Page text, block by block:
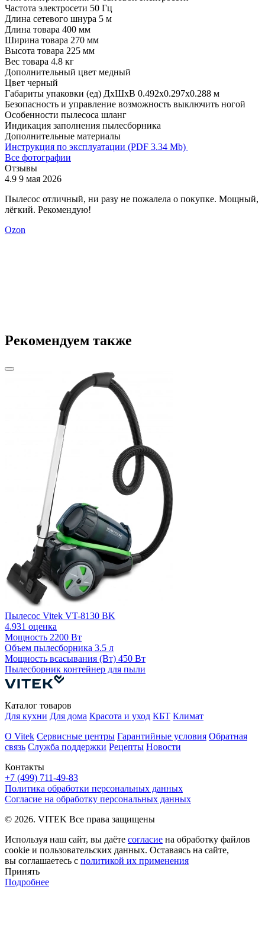
Частота электросети 50 Гц
Длина сетевого шнура 5 м
Длина товара 400 мм
Ширина товара 270 мм
Высота товара 225 мм
Вес товара 4.8 кг
Дополнительный цвет медный
Цвет черный
Габариты упаковки (ед) ДхШхВ 0.492x0.297x0.288 м
Безопасность и управление возможность выключить ногой
Особенности пылесоса шланг
Индикация заполнения пылесборника
Дополнительные материалы
Инструкция по эксплуатации (PDF 3.34 Mb)
Все фотографии
Отзывы
4.9 9 мая 2026
Пылесос отличный, ни разу не пожалела о покупке. Мощный,
лёгкий. Рекомендую!
Ozon
Рекомендуем также
Пылесос Vitek VT-8130 BK
4.931 оценка
Мощность 2200 Вт
Объем пылесборника 3.5 л
Мощность всасывания (Вт) 450 Вт
Пылесборник контейнер для пыли
Контакты
+7 (499) 711-49-83
Каталог товаров
Для кухни Для дома Красота и уход КБТ Климат
О Vitek Сервисные центры Гарантийные условия Обратная
связь Служба поддержки Рецепты Новости
Политика обработки персональных данных
Согласие на обработку персональных данных
© 2026. VITEK Все права защищены
Используя наш сайт, вы даёте согласие на обработку файлов
cookie и пользовательских данных. Оставаясь на сайте,
вы соглашаетесь с политикой их применения
Принять
Подробнее